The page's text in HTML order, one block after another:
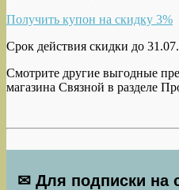
Получить купон на скидку 3%
Срок действия скидки до
Смотрите другие выгодные
магазина Связной в разделе
✉ Для подписки на